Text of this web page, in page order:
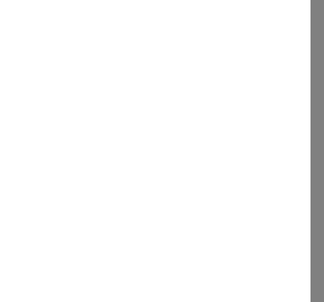
Дону прошел Всероссийский
стратегические
несколько…
имени коллектива института
— праздником, который
богатое научное,…